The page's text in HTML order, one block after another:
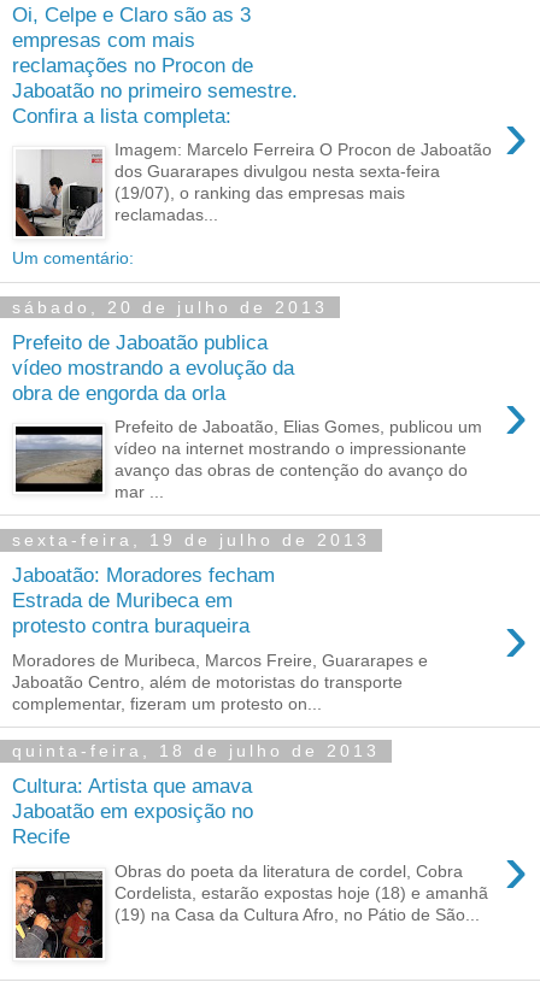
Oi, Celpe e Claro são as 3
empresas com mais
reclamações no Procon de
Jaboatão no primeiro semestre.
Confira a lista completa:
›
Imagem: Marcelo Ferreira O Procon de Jaboatão
dos Guararapes divulgou nesta sexta-feira
(19/07), o ranking das empresas mais
reclamadas...
Um comentário:
sábado, 20 de julho de 2013
Prefeito de Jaboatão publica
vídeo mostrando a evolução da
obra de engorda da orla
›
Prefeito de Jaboatão, Elias Gomes, publicou um
vídeo na internet mostrando o impressionante
avanço das obras de contenção do avanço do
mar ...
sexta-feira, 19 de julho de 2013
Jaboatão: Moradores fecham
Estrada de Muribeca em
protesto contra buraqueira
›
Moradores de Muribeca, Marcos Freire, Guararapes e
Jaboatão Centro, além de motoristas do transporte
complementar, fizeram um protesto on...
quinta-feira, 18 de julho de 2013
Cultura: Artista que amava
Jaboatão em exposição no
Recife
›
Obras do poeta da literatura de cordel, Cobra
Cordelista, estarão expostas hoje (18) e amanhã
(19) na Casa da Cultura Afro, no Pátio de São...